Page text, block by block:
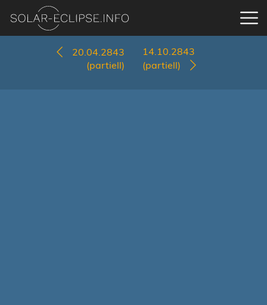
20.04.2843
(partiell)
14.10.2843
(partiell)